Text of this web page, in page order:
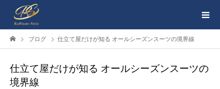
ブログ 仕立て屋だけが知る オールシーズンスーツの境界線
仕立て屋だけが知る オールシーズンスーツの
境界線